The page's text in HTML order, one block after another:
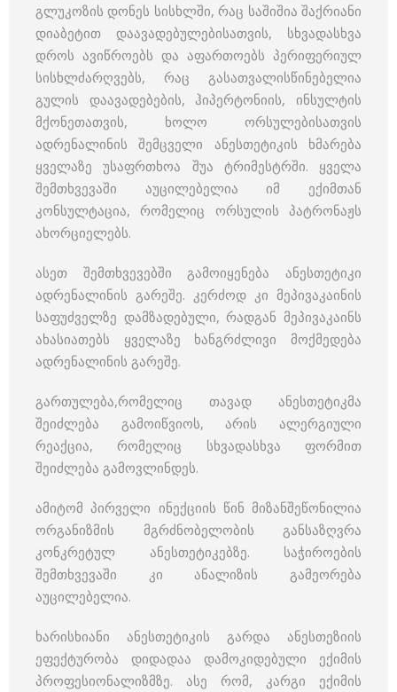
გლუკოზის დონეს სისხლში, რაც საშიშია შაქრიანი
დიაბეტით დაავადებულებისათვის, სხვადასხვა
დროს ავიწროებს და აფართოებს პერიფერიულ
სისხლძარღვებს, რაც გასათვალისწინებელია
გულის დაავადებების, ჰიპერტონიის, ინსულტის
მქონეთათვის, ხოლო ორსულებისათვის
ადრენალინის შემცველი ანესთეტიკის ხმარება
ყველაზე უსაფრთხოა შუა ტრიმესტრში. ყველა
შემთხვევაში აუცილებელია იმ ექიმთან
კონსულტაცია, რომელიც ორსულის პატრონაჟს
ახორციელებს.
ასეთ შემთხვევებში გამოიყენება ანესთეტიკი
ადრენალინის გარეშე. კერძოდ კი მეპივაკაინის
საფუძველზე დამზადებული, რადგან მეპივაკაინს
ახასიათებს ყველაზე ხანგრძლივი მოქმედება
ადრენალინის გარეშე.
გართულება,რომელიც თავად ანესთეტიკმა
შეიძლება გამოიწვიოს, არის ალერგიული
რეაქცია, რომელიც სხვადასხვა ფორმით
შეიძლება გამოვლინდეს.
ამიტომ პირველი ინექციის წინ მიზანშეწონილია
ორგანიზმის მგრძნობელობის განსაზღვრა
კონკრეტულ ანესთეტიკებზე. საჭიროების
შემთხვევაში კი ანალიზის გამეორება
აუცილებელია.
ხარისხიანი ანესთეტიკის გარდა ანესთეზიის
ეფექტურობა დიდადაა დამოკიდებული ექიმის
პროფესიონალიზმზე. ასე რომ, კარგი ექიმის